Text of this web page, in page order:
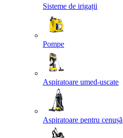
Sisteme de irigații
Pompe
Aspiratoare umed-uscate
Aspiratoare pentru cenușă